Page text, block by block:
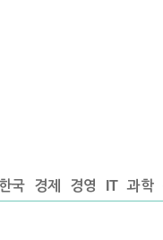
한국 경제 경영 IT 과학